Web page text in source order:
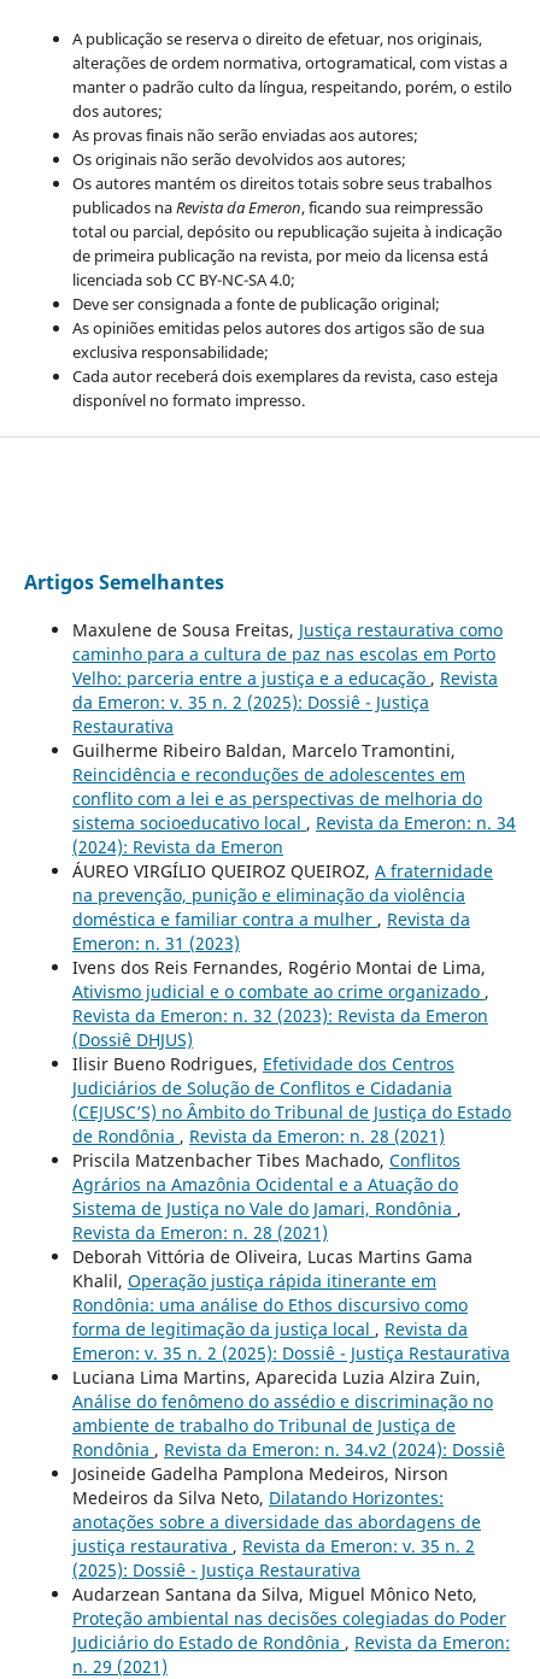
A publicação se reserva o direito de efetuar, nos originais,
alterações de ordem normativa, ortogramatical, com vistas a
manter o padrão culto da língua, respeitando, porém, o estilo
dos autores;
As provas finais não serão enviadas aos autores;
Os originais não serão devolvidos aos autores;
Os autores mantém os direitos totais sobre seus trabalhos
publicados naRevista da Emeron, ficando sua reimpressão
total ou parcial, depósito ou republicação sujeita à indicação
de primeira publicação na revista, por meio da licensa está
licenciada sob CC BY-NC-SA 4.0;
Deve ser consignada a fonte de publicação original;
As opiniões emitidas pelos autores dos artigos são de sua
exclusiva responsabilidade;
Cada autor receberá dois exemplares da revista, caso esteja
disponível no formato impresso.
Artigos Semelhantes
Maxulene de Sousa Freitas, Justiça restaurativa como
caminho para a cultura de paz nas escolas em Porto
Velho: parceria entre a justiça e a educação , Revista
da Emeron: v. 35 n. 2 (2025): Dossiê - Justiça
Restaurativa
Guilherme Ribeiro Baldan, Marcelo Tramontini,
Reincidência e reconduções de adolescentes em
conflito com a lei e as perspectivas de melhoria do
sistema socioeducativo local , Revista da Emeron: n. 34
(2024): Revista da Emeron
ÁUREO VIRGÍLIO QUEIROZ QUEIROZ, A fraternidade
na prevenção, punição e eliminação da violência
doméstica e familiar contra a mulher , Revista da
Emeron: n. 31 (2023)
Ivens dos Reis Fernandes, Rogério Montai de Lima,
Ativismo judicial e o combate ao crime organizado ,
Revista da Emeron: n. 32 (2023): Revista da Emeron
(Dossiê DHJUS)
Ilisir Bueno Rodrigues, Efetividade dos Centros
Judiciários de Solução de Conflitos e Cidadania
(CEJUSC’S) no Âmbito do Tribunal de Justiça do Estado
de Rondônia , Revista da Emeron: n. 28 (2021)
Priscila Matzenbacher Tibes Machado, Conflitos
Agrários na Amazônia Ocidental e a Atuação do
Sistema de Justiça no Vale do Jamari, Rondônia ,
Revista da Emeron: n. 28 (2021)
Deborah Vittória de Oliveira, Lucas Martins Gama
Khalil, Operação justiça rápida itinerante em
Rondônia: uma análise do Ethos discursivo como
forma de legitimação da justiça local , Revista da
Emeron: v. 35 n. 2 (2025): Dossiê - Justiça Restaurativa
Luciana Lima Martins, Aparecida Luzia Alzira Zuin,
Análise do fenômeno do assédio e discriminação no
ambiente de trabalho do Tribunal de Justiça de
Rondônia , Revista da Emeron: n. 34.v2 (2024): Dossiê
Josineide Gadelha Pamplona Medeiros, Nirson
Medeiros da Silva Neto, Dilatando Horizontes:
anotações sobre a diversidade das abordagens de
justiça restaurativa , Revista da Emeron: v. 35 n. 2
(2025): Dossiê - Justiça Restaurativa
Audarzean Santana da Silva, Miguel Mônico Neto,
Proteção ambiental nas decisões colegiadas do Poder
Judiciário do Estado de Rondônia , Revista da Emeron:
n. 29 (2021)